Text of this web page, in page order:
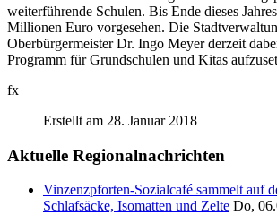
weiterführende Schulen. Bis Ende dieses
Millionen Euro vorgesehen. Die
Oberbürgermeister Dr. Ingo Meyer derzeit
Programm für Grundschulen und Kitas
fx
Erstellt am 28. Januar 2018
Aktuelle Regionalnachrichten
Vinzenzpforten-Sozialcafé sammelt auf
Schlafsäcke, Isomatten und Zelte Do,